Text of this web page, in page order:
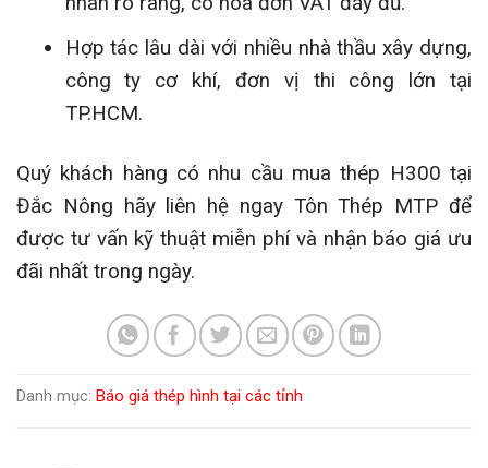
Hợp tác lâu dài với nhiều nhà thầu xây dựng,
công ty cơ khí, đơn vị thi công lớn tại
TP.HCM.
Quý khách hàng có nhu cầu mua thép H300 tại
Đắc Nông hãy liên hệ ngay Tôn Thép MTP để
được tư vấn kỹ thuật miễn phí và nhận báo giá ưu
đãi nhất trong ngày.
Danh mục: Báo giá thép hình tại các tỉnh